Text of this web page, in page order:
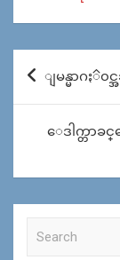
Post
navigation
ျမန္မာဂႏၳ၀
ေဒါက္တာခင္